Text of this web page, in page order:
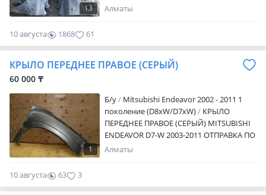
13
звоните
Алматы
10 августа 1868 61
КРЫЛО ПЕРЕДНЕЕ ПРАВОЕ (СЕРЫЙ)
60 000 ₸
1
Б/y
Mitsubishi Endeavor 2002 - 2011 1
поколение (D8xW/D7xW)
КРЫЛО
ПЕРЕДНЕЕ ПРАВОЕ (СЕРЫЙ) MITSUBISHI
ENDEAVOR D7-W 2003-2011 ОТПРАВКА ПО
РК
Алматы
10 августа 63 3